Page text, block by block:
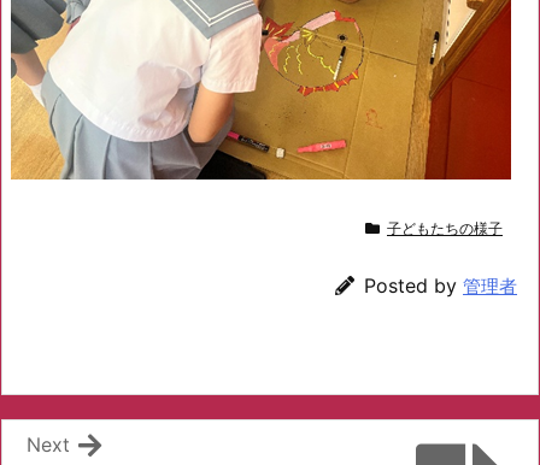
子どもたちの様子
Posted by 管理者
Next